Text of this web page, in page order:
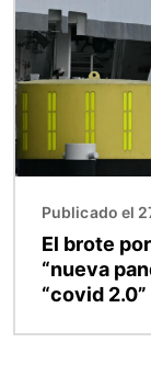
Publicado el
El brote
“nueva
“covid 2.0”